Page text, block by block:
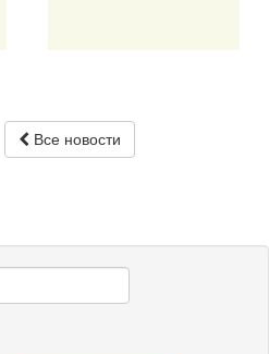
Все новости